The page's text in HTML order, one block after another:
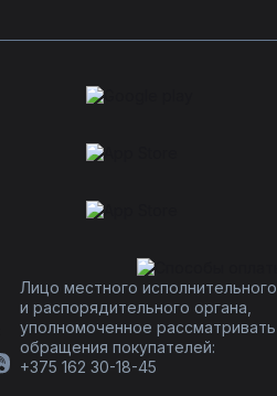
Лицо местного исполнительного
и распорядительного органа,
уполномоченное рассматривать
обращения покупателей:
+375 162 30-18-45